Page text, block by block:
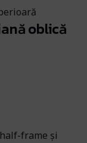
oblică
frame și